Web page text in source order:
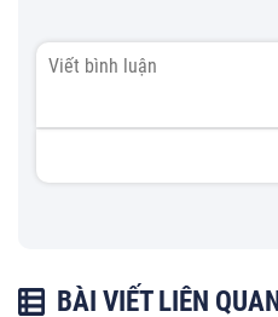
BÀI VIẾT LIÊN QUAN